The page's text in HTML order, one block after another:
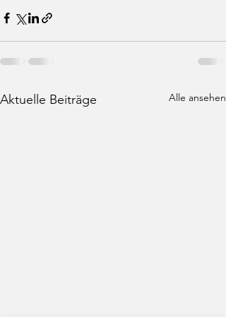
Aktuelle Beiträge Alle ansehen